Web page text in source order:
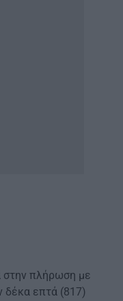
στην πλήρωση με
δέκα επτά (817)